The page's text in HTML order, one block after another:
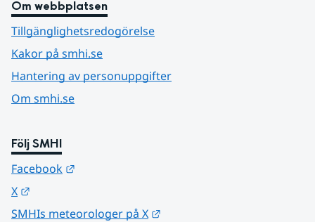
Om webbplatsen
Tillgänglighetsredogörelse
Kakor på smhi.se
Hantering av personuppgifter
Om smhi.se
Följ SMHI
Facebook
X
SMHIs meteorologer på X